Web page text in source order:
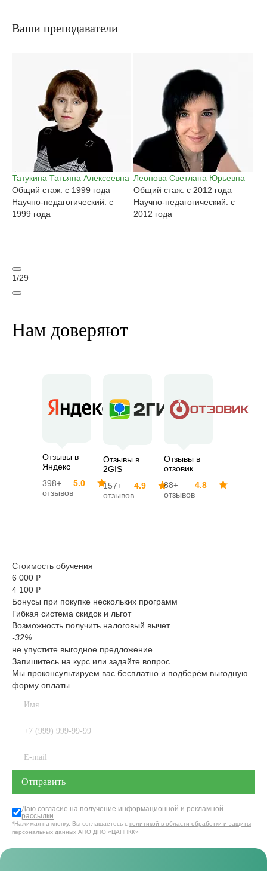
Ваши преподаватели
Татукина Татьяна Алексеевна
Общий стаж: с 1999 года
Научно-педагогический: с
1999 года
Леонова Светлана Юрьевна
Общий стаж: с 2012 года
Научно-педагогический: с
2012 года
1/29
Нам доверяют
Отзывы в
Яндекс
398+
отзывов
5.0
Отзывы в
2GIS
157+
отзывов
4.9
Отзывы в
отзовик
88+
отзывов
4.8
Стоимость обучения
6 000 ₽
4 100 ₽
Бонусы при покупке нескольких программ
Гибкая система скидок и льгот
Возможность получить налоговый вычет
-32%
не упустите выгодное предложение
Запишитесь на курс или задайте вопрос
Мы проконсультируем вас бесплатно и подберём выгодную
форму оплаты
Даю согласие на получение информационной и рекламной
рассылки
*Нажимая на кнопку, Вы соглашаетесь с политикой в области обработки и защиты
персональных данных АНО ДПО «ЦАППКК»